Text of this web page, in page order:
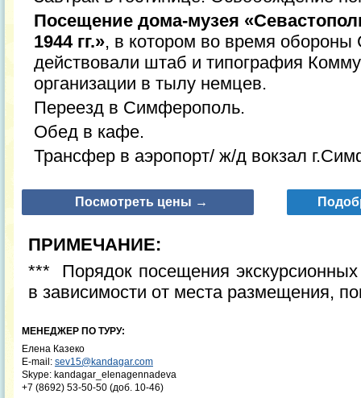
Посещение дома-музея
1944 гг.», в котором во время обороны
действовали штаб и типография
организации в тылу немцев.
Переезд в Симферополь.
Обед в кафе.
Трансфер в аэропорт/ ж/д вокзал
Посмотреть цены →
ПРИМЕЧАНИЕ:
*** Порядок посещения
в зависимости от места размещения,
МЕНЕДЖЕР ПО ТУРУ:
Елена Казеко
E-mail: sev15@kandagar.com
Skype: kandagar_elenagennadeva
+7 (8692) 53-50-50 (доб. 10-46)